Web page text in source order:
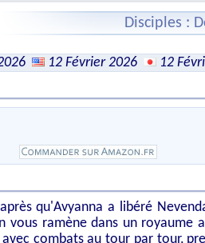
Disciples :
12 Février 2026
12
qu'Avyanna a libéré
vous ramène dans un royaume
combats au tour par tour,